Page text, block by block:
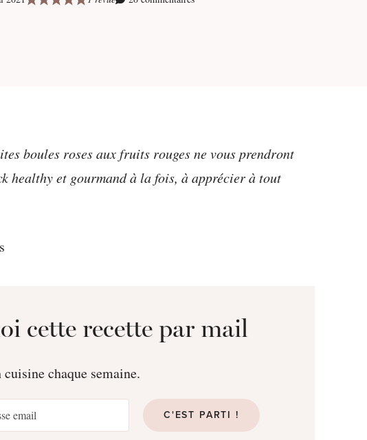
boules roses aux fruits rouges ne vous prendront
healthy et gourmand à la fois, à apprécier à tout
cette recette par mail
chaque semaine.
C'EST PARTI !